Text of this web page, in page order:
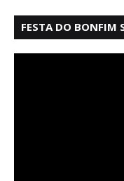
FESTA DO BONFIM